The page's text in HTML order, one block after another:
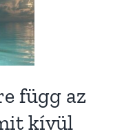
függ az
kívül